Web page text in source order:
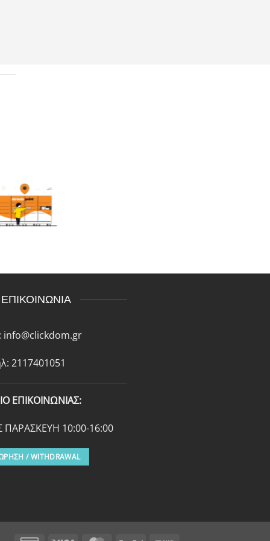
ΕΠΙΚΟΙΝΩΝΙΑ
info@clickdom.gr
2117401051
ΕΠΙΚΟΙΝΩΝΙΑΣ:
ΠΑΡΑΣΚΕΥΗ 10:00-16:00
/ WITHDRAWAL